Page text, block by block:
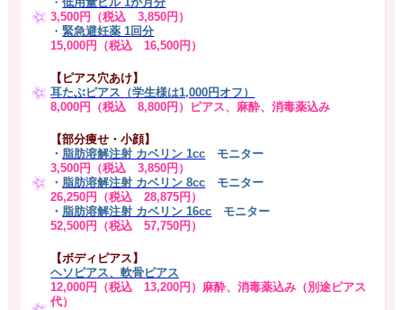
3,500円（税込 3,850円）
・緊急避妊薬 1回分
15,000円（税込 16,500円）
【ピアス穴あけ】
耳たぶピアス（学生様は1,000円オフ）
8,000円（税込 8,800円）ピアス、麻酔、消毒薬込み
【部分痩せ・小顔】
・ 脂肪溶解注射 カベリン 1cc モニター
3,500円（税込 3,850円）
・ 脂肪溶解注射 カベリン 8cc モニター
26,250円（税込 28,875円）
・ 脂肪溶解注射 カベリン 16cc
モニター
52,500円（税込 57,750円）
【ボディピアス】
ヘソピアス、軟骨ピアス
12,000円（税込 13,200円）麻酔、消毒薬込み（別途ピアス
代）